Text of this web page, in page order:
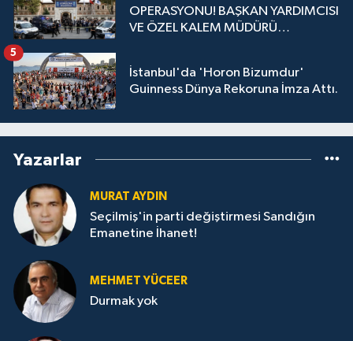
OPERASYONU! BAŞKAN YARDIMCISI
VE ÖZEL KALEM MÜDÜRÜ
İstanbul'da 'Horon Bizumdur'
Guinness Dünya Rekoruna İmza Attı.
5
Yazarlar
MURAT AYDIN
Seçilmiş'in parti değiştirmesi Sandığın
Emanetine İhanet!
MEHMET YÜCEER
Durmak yok